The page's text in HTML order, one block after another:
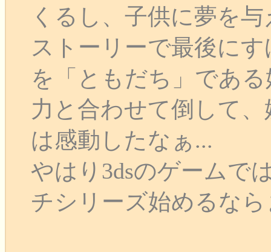
くるし、子供に夢を
ストーリーで最後に
を「ともだち」であ
力と合わせて倒して
は感動したなぁ...
やはり3dsのゲームで
チシリーズ始めるな